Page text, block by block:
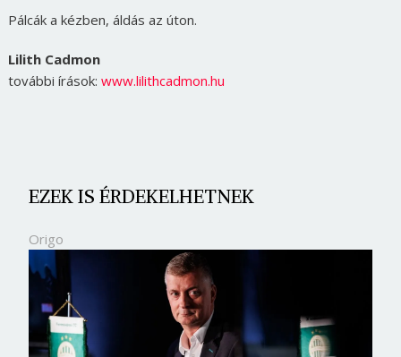
Pálcák a kézben, áldás az úton.
Lilith Cadmon
további írások: www.lilithcadmon.hu
EZEK IS ÉRDEKELHETNEK
Origo